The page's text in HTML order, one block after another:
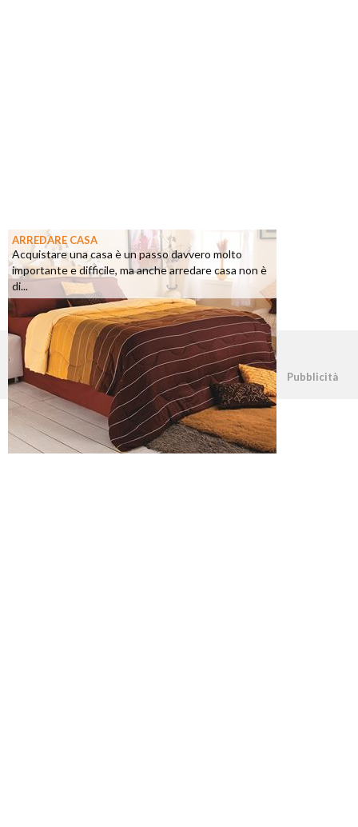
ARREDARE CASA
Acquistare una casa è un passo davvero molto
importante e difficile, ma anche arredare casa non è
di...
©2026 - casapratica.net - p.iva 03338800984 Pubblicità